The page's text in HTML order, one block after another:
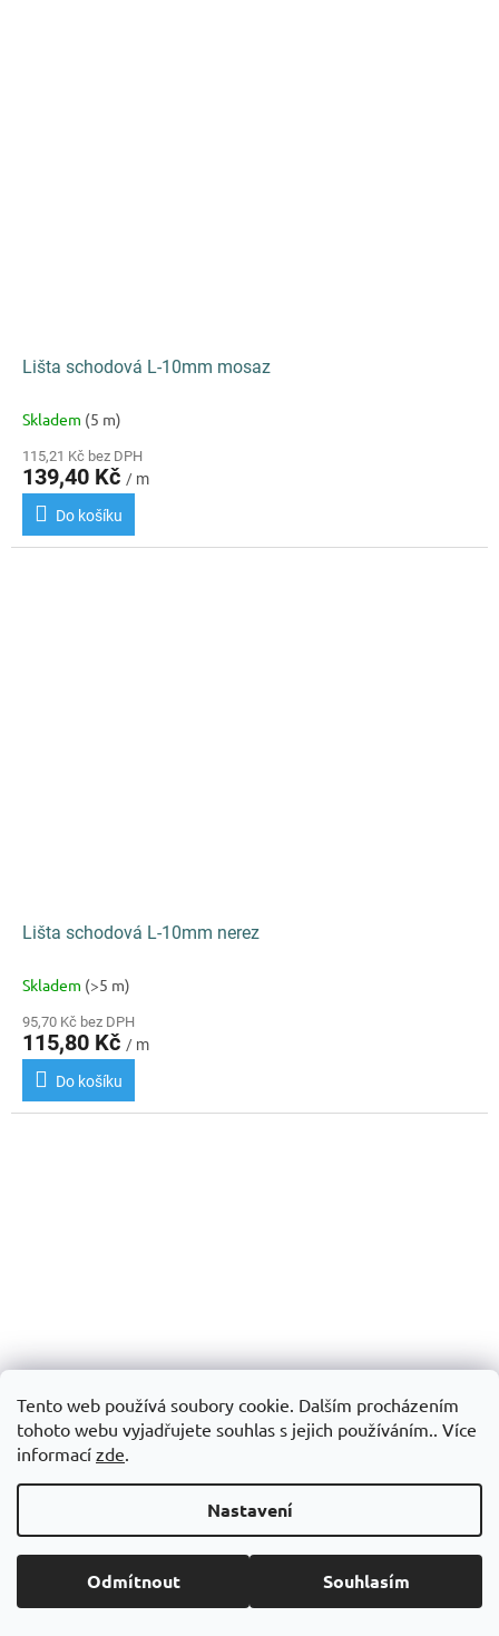
Tento web používá soubory cookie. Dalším procházením
tohoto webu vyjadřujete souhlas s jejich používáním.. Více
informací zde.
Nastavení
Odmítnout Souhlasím
Lišta schodová L-10mm mosaz
Skladem (5 m)
115,21 Kč bez DPH
139,40 Kč / m
Do košíku
Lišta schodová L-10mm nerez
Skladem (>5 m)
95,70 Kč bez DPH
115,80 Kč / m
Do košíku
38,84 Kč bez DPH
47 Kč/ m